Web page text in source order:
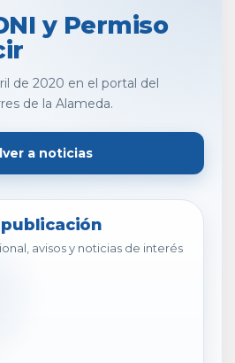
y Permiso
de 2020 en el portal del
de la Alameda.
a noticias
avisos y noticias de interés